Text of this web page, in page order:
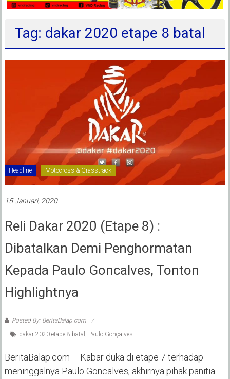
Tag: dakar 2020 etape 8 batal
Headline Motocross & Grasstrack
15 Januari, 2020
Reli Dakar 2020 (Etape 8) :
Dibatalkan Demi Penghormatan
Kepada Paulo Goncalves, Tonton
Highlightnya
Posted By: BeritaBalap.com
dakar 2020 etape 8 batal , Paulo Gonçalves
BeritaBalap.com – Kabar duka di etape 7 terhadap
meninggalnya Paulo Goncalves, akhirnya pihak panitia